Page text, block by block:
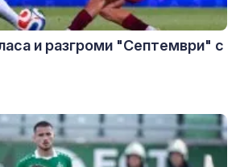
и разгроми "Септември" с